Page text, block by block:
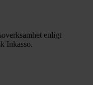
enligt
Inkasso.